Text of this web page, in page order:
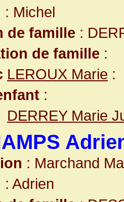
: Michel
de famille :
de famille :
LEROUX Marie :
:
DERREY Marie
: Marchand
: Adrien